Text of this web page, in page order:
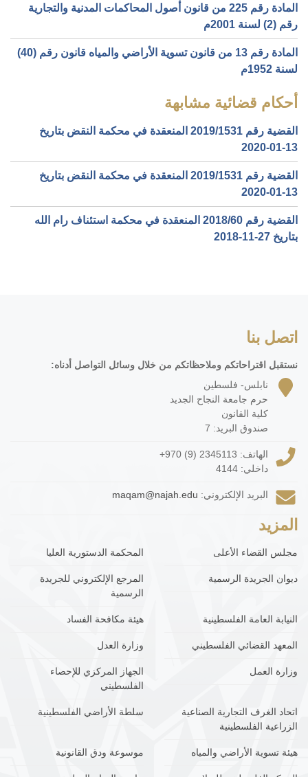
المادة رقم 225 من قانون أصول المحاكمات المدنية والتجارية
رقم (2) لسنة 2001م
المادة رقم 13 من قانون تسوية الأراضي والمياه قانون رقم (40)
لسنة 1952م
أحكام قضائية مشابهة
القضية رقم ‎1531‏/‎2019‏ المنعقدة في محكمة النقض بتاريخ
‎2020-01-13‏
القضية رقم ‎1531‏/‎2019‏ المنعقدة في محكمة النقض بتاريخ
‎2020-01-13‏
القضية رقم ‎60‏/‎2018‏ المنعقدة في محكمة استئناف رام الله
بتاريخ ‎2018-11-27‏
اتصل بنا
نستقبل اقتراحاتكم وملاحظاتكم من خلال وسائل التواصل أدناه:
نابلس- فلسطين
حرم جامعة النجاح الجديد
كلية القانون
صندوق البريد: 7
الهاتف: +970 (9) 2345113
داخلي: 4144
البريد الإلكتروني: maqam@najah.edu
المزيد
مجلس القضاء الأعلى المحكمة الدستورية العليا
ديوان الجريدة الرسمية
المرجع الإلكتروني للجريدة
الرسمية
النيابة العامة الفلسطينية هيئة مكافحة الفساد
المعهد القضائي الفلسطيني وزارة العدل
وزارة العمل
الجهاز المركزي للإحصاء
الفلسطيني
اتحاد الغرف التجارية الصناعية
الزراعية الفلسطينية
سلطة الأراضي الفلسطينية
هيئة تسوية الأراضي والمياه موسوعة ودق القانونية